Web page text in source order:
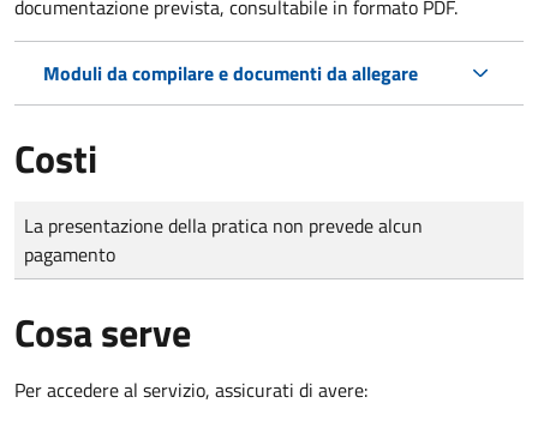
documentazione prevista, consultabile in formato PDF.
Moduli da compilare e documenti da allegare
Costi
Tipo di pagamento
Importo
La presentazione della pratica non prevede alcun
pagamento
Cosa serve
Per accedere al servizio, assicurati di avere: